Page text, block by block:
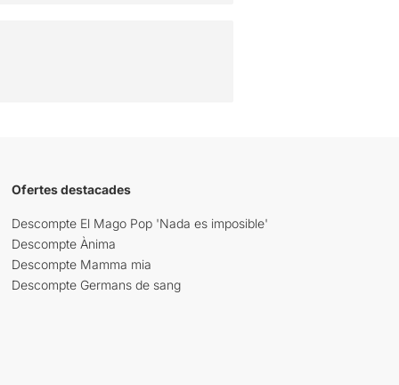
Ofertes destacades
Descompte El Mago Pop 'Nada es imposible'
Descompte Ànima
Descompte Mamma mia
Descompte Germans de sang